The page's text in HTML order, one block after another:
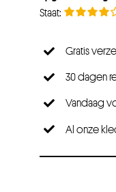
Gratis
30 dagen
Vandaag
Al onze